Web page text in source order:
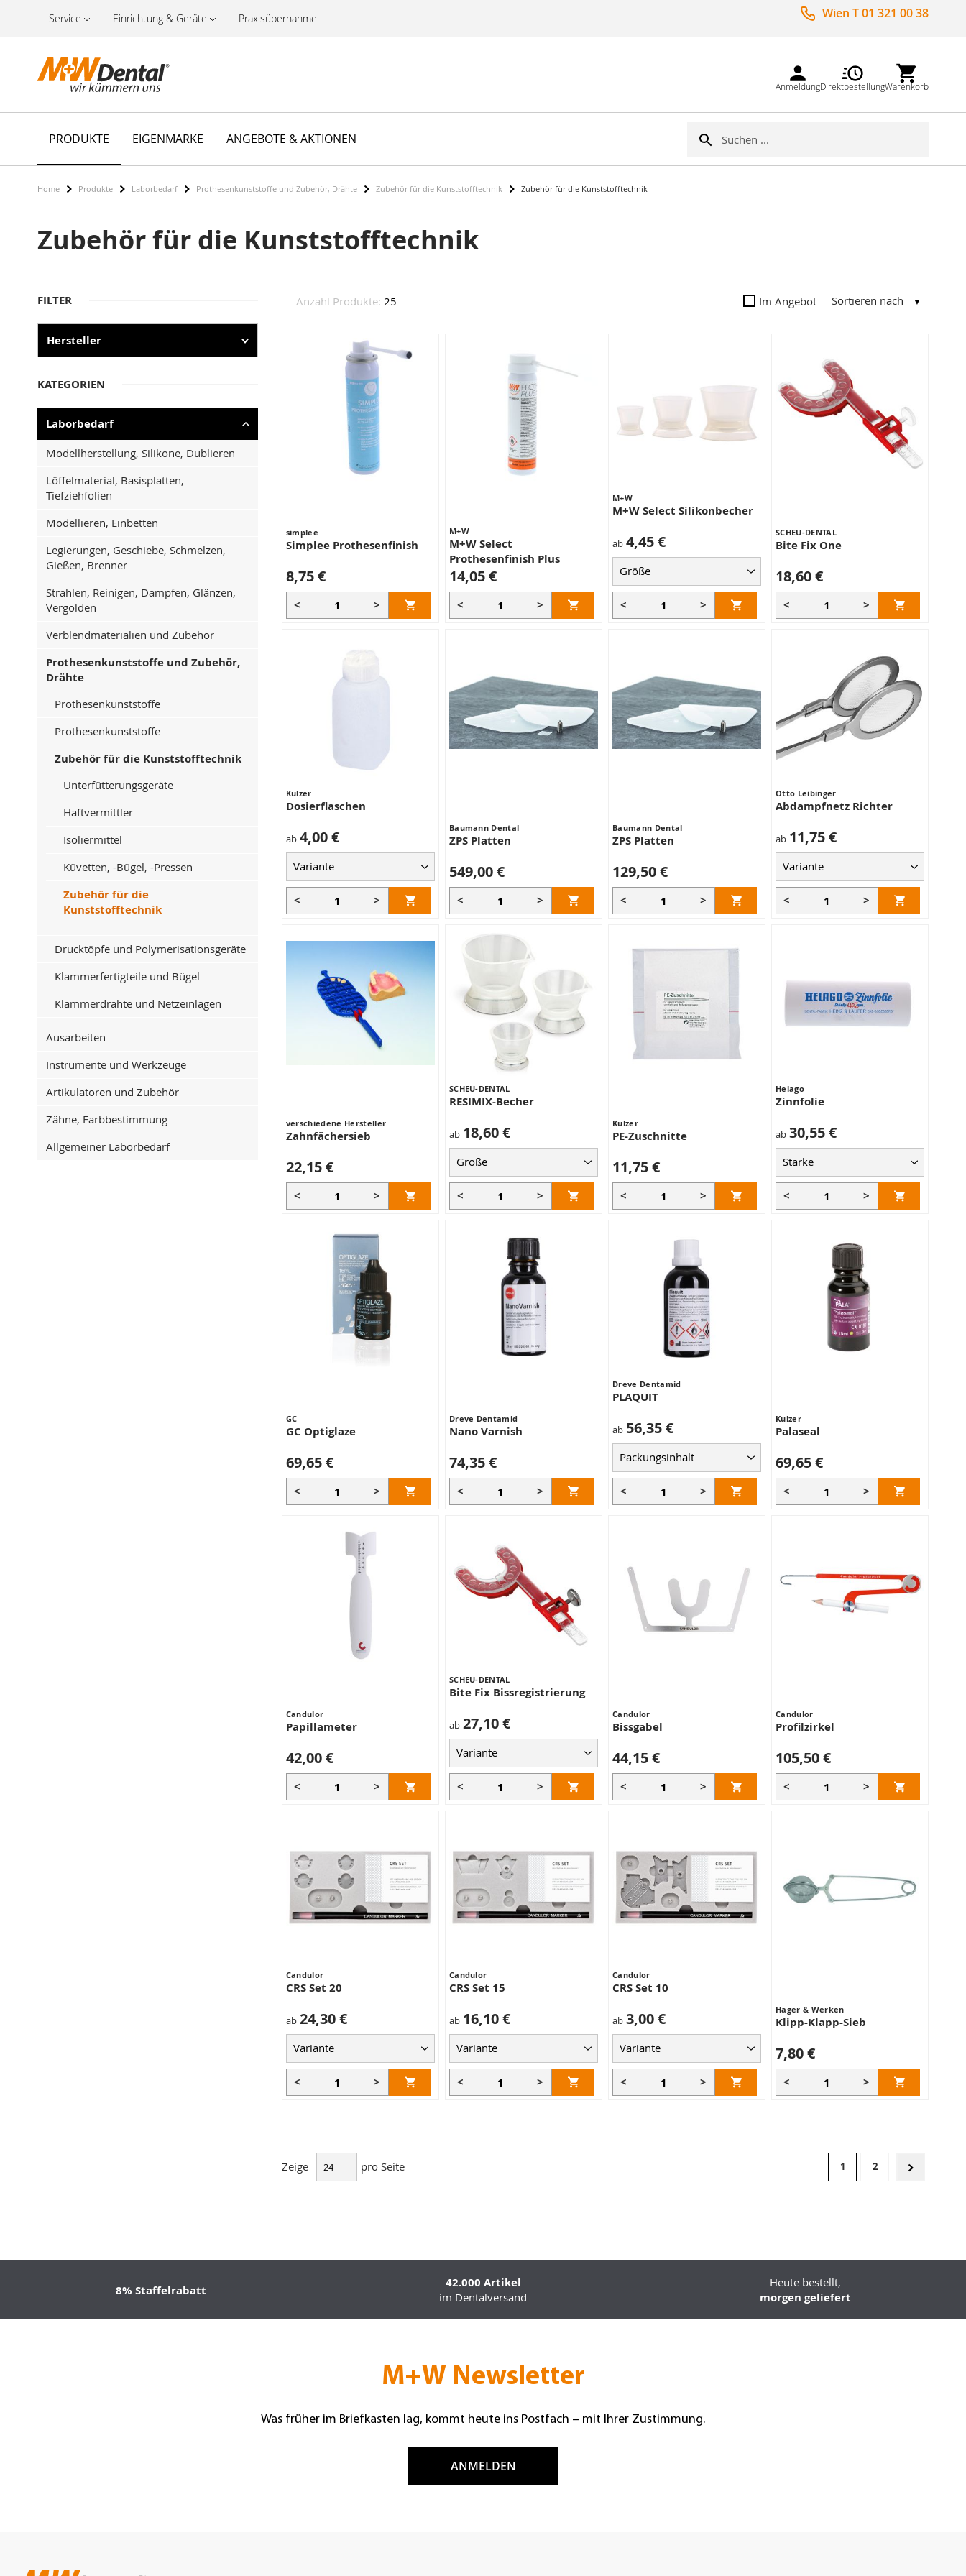
Service Einrichtung & Geräte Praxisübernahme Wien T 01 321 00 38
AnmeldungDirektbestellungWarenkorb
PRODUKTE EIGENMARKE ANGEBOTE & AKTIONEN Suche
Home Produkte Laborbedarf Prothesenkunststoffe und Zubehör, Drähte Zubehör für die Kunststofftechnik Zubehör für die Kunststofftechnik
Zubehör für die Kunststofftechnik
Anzahl Produkte: 25 Im Angebot Sortieren nach
simplee
Simplee Prothesenfinish
8,75 €
< >
M+W
M+W Select
Prothesenfinish Plus
14,05 €
< >
M+W
M+W Select Silikonbecher
ab 4,45 €
< >
SCHEU-DENTAL
Bite Fix One
18,60 €
< >
Kulzer
Dosierflaschen
ab 4,00 €
< >
Baumann Dental
ZPS Platten
549,00 €
< >
Baumann Dental
ZPS Platten
129,50 €
< >
Otto Leibinger
Abdampfnetz Richter
ab 11,75 €
< >
verschiedene Hersteller
Zahnfächersieb
22,15 €
< >
SCHEU-DENTAL
RESIMIX-Becher
ab 18,60 €
< >
Kulzer
PE-Zuschnitte
11,75 €
< >
Helago
Zinnfolie
ab 30,55 €
< >
GC
GC Optiglaze
69,65 €
< >
Dreve Dentamid
Nano Varnish
74,35 €
< >
Dreve Dentamid
PLAQUIT
ab 56,35 €
< >
Kulzer
Palaseal
69,65 €
< >
Candulor
Papillameter
42,00 €
< >
SCHEU-DENTAL
Bite Fix Bissregistrierung
ab 27,10 €
< >
Candulor
Bissgabel
44,15 €
< >
Candulor
Profilzirkel
105,50 €
< >
Candulor
CRS Set 20
ab 24,30 €
< >
Candulor
CRS Set 15
ab 16,10 €
< >
Candulor
CRS Set 10
ab 3,00 €
< >
Hager & Werken
Klipp-Klapp-Sieb
7,80 €
< >
Sie lesen gerade Seite
1 Seite
2 Seite
Weiter
Zeige pro Seite
FILTER
Hersteller
KATEGORIEN
Laborbedarf
Modellherstellung, Silikone, Dublieren
Löffelmaterial, Basisplatten,
Tiefziehfolien
Modellieren, Einbetten
Legierungen, Geschiebe, Schmelzen,
Gießen, Brenner
Strahlen, Reinigen, Dampfen, Glänzen,
Vergolden
Verblendmaterialien und Zubehör
Prothesenkunststoffe und Zubehör,
Drähte
Prothesenkunststoffe
Prothesenkunststoffe
Zubehör für die Kunststofftechnik
Unterfütterungsgeräte
Haftvermittler
Isoliermittel
Küvetten, -Bügel, -Pressen
Zubehör für die
Kunststofftechnik
Drucktöpfe und Polymerisationsgeräte
Klammerfertigteile und Bügel
Klammerdrähte und Netzeinlagen
Ausarbeiten
Instrumente und Werkzeuge
Artikulatoren und Zubehör
Zähne, Farbbestimmung
Allgemeiner Laborbedarf
8% Staffelrabatt 42.000 Artikel
im Dentalversand
Heute bestellt,
morgen geliefert
M+W Newsletter
Was früher im Briefkasten lag, kommt heute ins Postfach – mit Ihrer Zustimmung.
ANMELDEN